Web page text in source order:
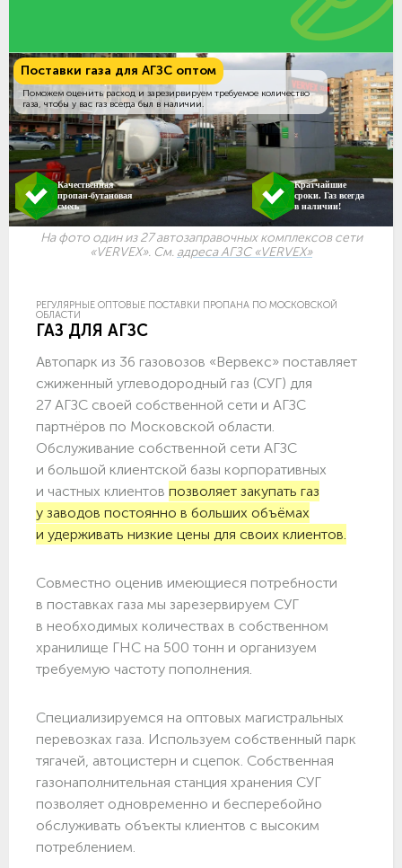
Поставки газа для АГЗС оптом
Поможем оценить расход и зарезирвируем требуемое количество
газа, чтобы у вас газ всегда был в наличии.
Качественная
пропан-бутановая
смесь
Кратчайшие
сроки. Газ всегда
в наличии!
На фото один из 27 автозаправочных комплексов сети
«VERVEX». См. адреса АГЗС «VERVEX»
РЕГУЛЯРНЫЕ ОПТОВЫЕ ПОСТАВКИ ПРОПАНА ПО МОСКОВСКОЙ
ОБЛАСТИ
ГАЗ ДЛЯ АГЗС
Автопарк из 36 газовозов «Вервекс» поставляет
сжиженный углеводородный газ (СУГ) для
27 АГЗС своей собственной сети и АГЗС
партнёров по Московской области.
Обслуживание собственной сети АГЗС
и большой клиентской базы корпоративных
и частных клиентов позволяет закупать газ
у заводов постоянно в больших объёмах
и удерживать низкие цены для своих клиентов.
Совместно оценив имеющиеся потребности
в поставках газа мы зарезервируем СУГ
в необходимых количествах в собственном
хранилище ГНС на 500 тонн и организуем
требуемую частоту пополнения.
Специализируемся на оптовых магистральных
перевозках газа. Используем собственный парк
тягачей, автоцистерн и сцепок. Собственная
газонаполнительная станция хранения СУГ
позволяет одновременно и бесперебойно
обслуживать объекты клиентов с высоким
потреблением.